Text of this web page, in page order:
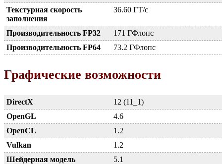
Текстурная скорость
заполнения
36.60 ГТ/с
Производительность FP32
171 ГФлопс
Производительность FP64
73.2 ГФлопс
Графические возможности
DirectX
12 (11_1)
OpenGL
4.6
OpenCL
1.2
Vulkan
1.2
Шейдерная модель
5.1